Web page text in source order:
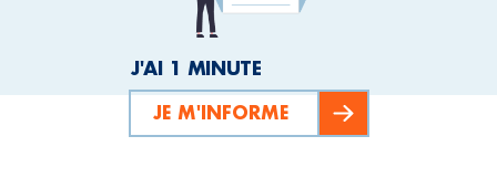
J'AI 1 MINUTE
JE M'INFORME